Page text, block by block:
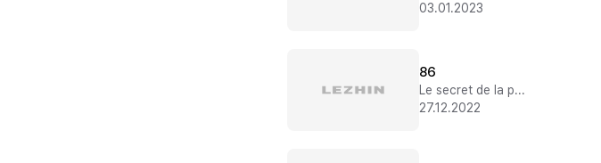
03.01.2023
86
Le secret de la puissance absolue
27.12.2022